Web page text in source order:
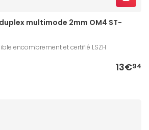
multimode 2mm OM4 ST-
encombrement et certifié LSZH
13€94